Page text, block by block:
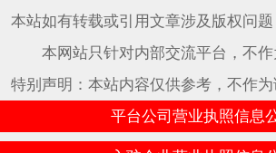
本站如有转载或引用文章涉及版权问
本网站只针对内部交流平台，不作
特别声明：本站内容仅供参考，不作为
平台公司营业执照信息